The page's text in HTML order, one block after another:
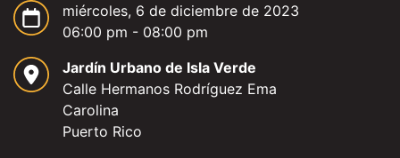
miércoles, 6 de diciembre de 2023
06:00 pm - 08:00 pm
Jardín Urbano de Isla Verde
Calle Hermanos Rodríguez Ema
Carolina
Puerto Rico